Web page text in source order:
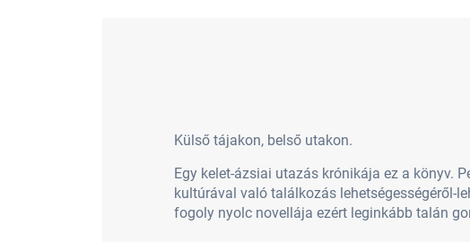
Külső tájakon, belső utakon.
Egy kelet-ázsiai utazás krónikája ez a könyv.
kultúrával való találkozás lehetségességéről-
fogoly nyolc novellája ezért leginkább talán